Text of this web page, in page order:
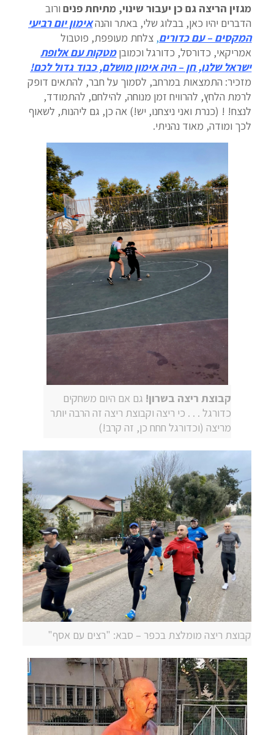
מגזין הריצה גם כן יעבור שינוי, מתיחת פניםורוב
הדברים יהיו כאן, בבלוג שלי, באתר והנהאימון יום רביעי
המקסים – עם כדורים, צלחת מעופפת, פוטבול
אמריקאי, כדורסל, כדורגל וכמובןמטקות עם אלופת
ישראל שלנו, חן – היה אימון מושלם, כבוד גדול לכם!
מזכיר: התמצאות במרחב, לסמוך על חבר, להתאים דופק
לרמת הלחץ, להרוויח זמן מנוחה, להילחם, להתמודד,
לנצח! ! (כנרת ואני ניצחנו, יש!) אה כן, גם ליהנות, לשאוף
לכך ומודה, מאוד נהניתי.
קבוצת ריצה בשרון! גם אם היום משחקים
כדורגל . . . כי ריצה וקבוצת ריצה זה הרבה יותר
מריצה (וכדורגל חחח כן, זה קרב!)
קבוצת ריצה מומלצת בכפר – סבא: "רצים עם אסף"